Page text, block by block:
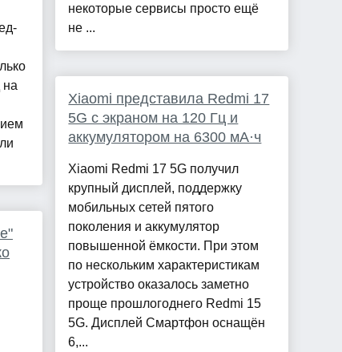
на
некоторые сервисы просто ещё
не ...
Xiaomi представила Redmi 17
5G с экраном на 120 Гц и
аккумулятором на 6300 мА·ч
Xiaomi Redmi 17 5G получил
крупный дисплей, поддержку
мобильных сетей пятого
поколения и аккумулятор
повышенной ёмкости. При этом
по нескольким характеристикам
устройство оказалось заметно
проще прошлогоднего Redmi 15
5G. Дисплей Смартфон оснащён
6,...